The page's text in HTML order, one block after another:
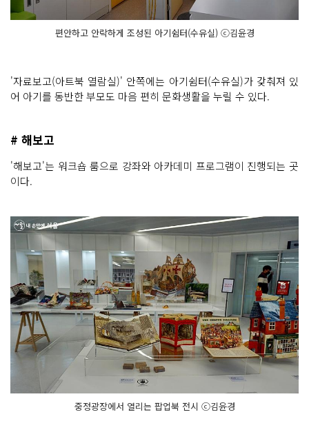
편안하고 안락하게 조성된 아기쉼터(수유실) ⓒ김윤경
'자료보고(아트북 열람실)' 안쪽에는 아기쉼터(수유실)가 갖춰져 있
어 아기를 동반한 부모도 마음 편히 문화생활을 누릴 수 있다.
# 해보고
'해보고'는 워크숍 룸으로 강좌와 아카데미 프로그램이 진행되는 곳
이다.
중정광장에서 열리는 팝업북 전시 ⓒ김윤경